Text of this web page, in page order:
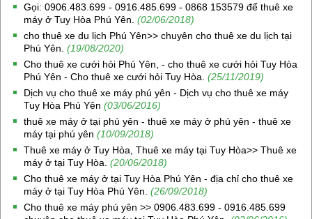
Gọi: 0906.483.699 - 0916.485.699 - 0868 153579 để thuê xe
máy ở Tuy Hòa Phú Yên. (02/06/2018)
cho thuê xe du lịch Phú Yên>> chuyên cho thuê xe du lịch tại
Phú Yên. (19/08/2020)
Cho thuê xe cưới hỏi Phú Yên, - cho thuê xe cưới hỏi Tuy Hòa
Phú Yên - Cho thuê xe cưới hỏi Tuy Hòa. (25/11/2019)
Dịch vụ cho thuê xe máy phú yên - Dịch vụ cho thuê xe máy
Tuy Hòa Phú Yên (03/06/2016)
thuê xe máy ở tại phú yên - thuê xe máy ở phú yên - thuê xe
máy tại phú yên (10/09/2018)
Thuê xe máy ở Tuy Hòa, Thuê xe máy tại Tuy Hòa>> Thuê xe
máy ở tại Tuy Hòa. (20/06/2018)
Cho thuê xe máy ở tại Tuy Hòa Phú Yên - địa chỉ cho thuê xe
máy ở tại Tuy Hòa Phú Yên. (26/09/2018)
Cho thuê xe máy phú yên >> 0906.483.699 - 0916.485.699